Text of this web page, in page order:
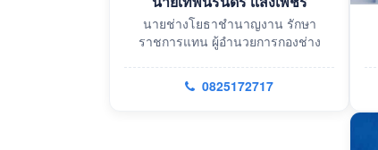
นายช่างโยธาชำนาญงาน รักษา
ราชการแทน ผู้อำนวยการกองช่าง
0825172717